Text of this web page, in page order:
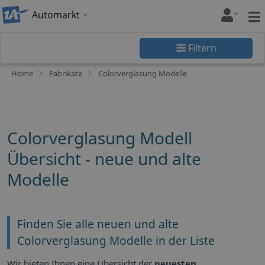
Automarkt
Filtern
Home Fabrikate Colorverglasung Modelle
Colorverglasung Modell
Übersicht - neue und alte
Modelle
Finden Sie alle neuen und alte
Colorverglasung Modelle in der Liste